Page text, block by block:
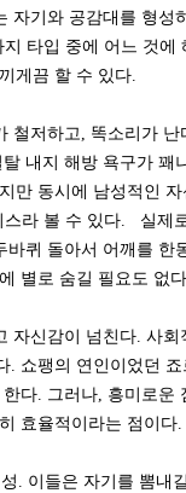
자기와 공감대를 형
타입 중에 어느 것에
게끔 할 수 있다.
철저하고, 똑소리가
내지 해방 욕구가 꽤
만 동시에 남성적인
라 볼 수 있다. 실제
바퀴 돌아서 어깨를
별로 숨길 필요도 없
자신감이 넘친다. 사
. 쇼팽의 연인이었던
다. 그러나, 흥미로
효율적이라는 점이
. 이들은 자기를 뽐내